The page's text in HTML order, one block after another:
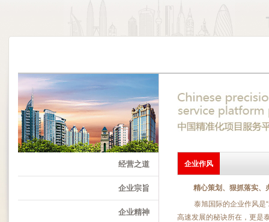
经营之道
企业宗旨
企业精神
企业作风
精心策划、狠抓落实、
泰旭国际的企业作风是
高速发展的秘诀所在，更是